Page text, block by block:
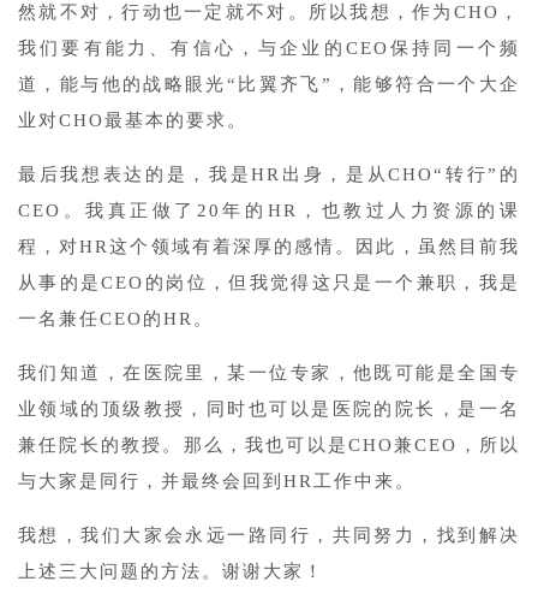
然就不对，行动也一定就不对。所以我想，作为CHO，
我们要有能力、有信心，与企业的CEO保持同一个频
道，能与他的战略眼光“比翼齐飞”，能够符合一个大企
业对CHO最基本的要求。
最后我想表达的是，我是HR出身，是从CHO“转行”的
CEO。我真正做了20年的HR，也教过人力资源的课
程，对HR这个领域有着深厚的感情。因此，虽然目前我
从事的是CEO的岗位，但我觉得这只是一个兼职，我是
一名兼任CEO的HR。
我们知道，在医院里，某一位专家，他既可能是全国专
业领域的顶级教授，同时也可以是医院的院长，是一名
兼任院长的教授。那么，我也可以是CHO兼CEO，所以
与大家是同行，并最终会回到HR工作中来。
我想，我们大家会永远一路同行，共同努力，找到解决
上述三大问题的方法。谢谢大家！